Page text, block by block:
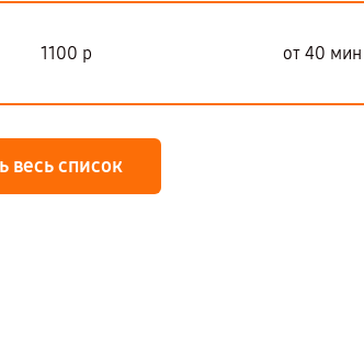
1100 р от 40 мин
весь список